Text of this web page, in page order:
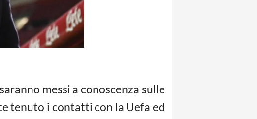
messi a conoscenza sulle
tenuto i contatti con la Uefa ed